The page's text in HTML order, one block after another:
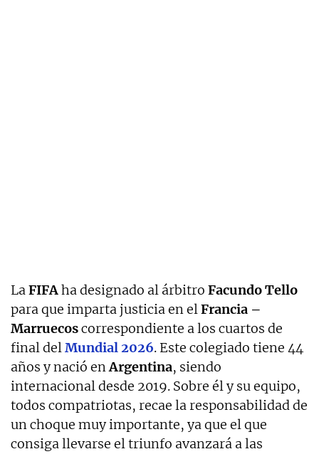
LaFIFAha designado al árbitro Facundo Tello
para que imparta justicia en elFrancia –
Marruecoscorrespondiente a los cuartos de
final delMundial 2026. Este colegiado tiene 44
años y nació enArgentina, siendo
internacional desde 2019. Sobre él y su equipo,
todos compatriotas, recae la responsabilidad de
un choque muy importante, ya que el que
consiga llevarse el triunfo avanzará a las